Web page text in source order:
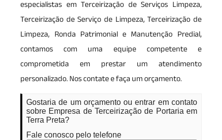
especialistas em Terceirização de Serviços Limpeza,
Terceirização de Serviço de Limpeza, Terceirização de
Limpeza, Ronda Patrimonial e Manutenção Predial,
contamos com uma equipe competente e
comprometida em prestar um atendimento
personalizado. Nos contate e faça um orçamento.
Gostaria de um orçamento ou entrar em contato
sobre Empresa de Terceirização de Portaria em
Terra Preta?
Fale conosco pelo telefone